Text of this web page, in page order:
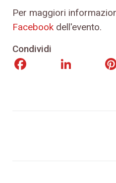
Per maggiori
Facebook dell'evento.
Condividi
Facebook